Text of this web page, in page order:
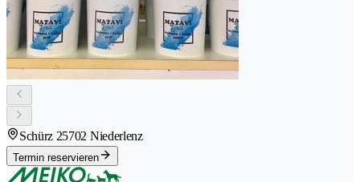
Schürz 25702 Niederlenz
Termin reservieren